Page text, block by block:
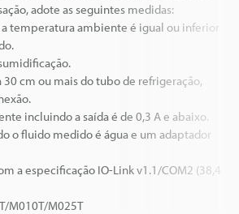
adote as seguintes medidas:
temperatura ambiente é igual ou inferior
30 cm ou mais do tubo de refrigeração,
incluindo a saída é de 0,3 A e abaixo.
o fluido medido é água e um adaptador
a especificação IO-Link v1.1/COM2 (38,4
M010T/M025T